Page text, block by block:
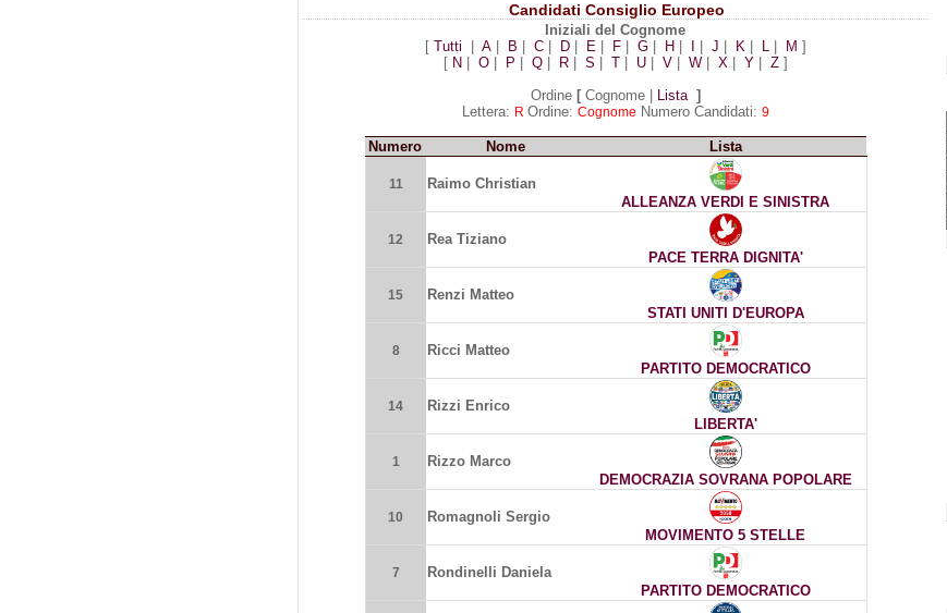
Candidati Consiglio Europeo
Iniziali del Cognome
[ Tutti A| B C| D| E| F| G| H J K| L| M ]
[ N O| P Q| R| S T| U| V| W| X| Y| Z]
Ordine [Cognome | Lista ]
Lettera: R Ordine: Cognome Numero Candidati: 9
Numero Nome Lista
11
Raimo Christian
ALLEANZA VERDI E SINISTRA
12
Rea Tiziano
PACE TERRA DIGNITA'
15
Renzi Matteo
STATI UNITI D'EUROPA
8
Ricci Matteo
PARTITO DEMOCRATICO
14
Rizzi Enrico
LIBERTA'
1
Rizzo Marco
DEMOCRAZIA SOVRANA POPOLARE
10
Romagnoli Sergio
MOVIMENTO 5 STELLE
7
Rondinelli Daniela
PARTITO DEMOCRATICO